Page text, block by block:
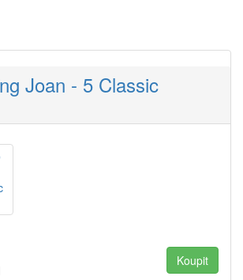
Joan - 5 Classic